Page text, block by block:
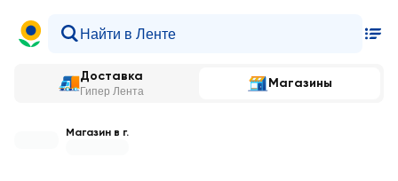
Доставка
Гипер Лента
Магазины
Магазин в г.